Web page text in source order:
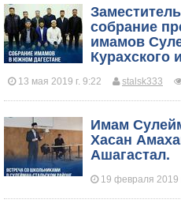
собрание
имамов
Курахского
13 мая 2019 г. 9:22 stalsk333
​Имам
Хасан
Ашагастал.
19 февраля 2019